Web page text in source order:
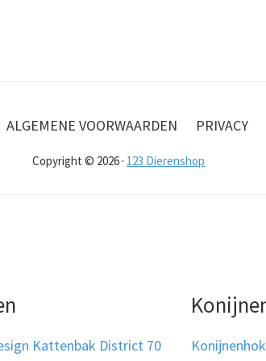
ALGEMENE VOORWAARDEN PRIVACY
Copyright © 2026 · 123 Dierenshop
Kattenbak District 70